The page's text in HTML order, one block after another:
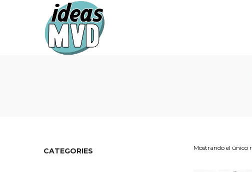
Ideas
Ideas
Mostrando el único
CATEGORIES